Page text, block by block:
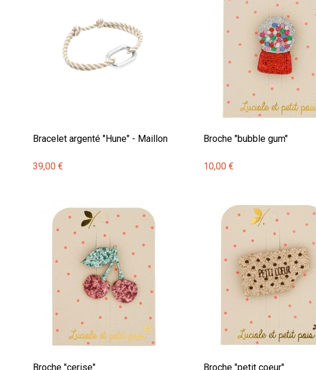
Bracelet argenté "Hune" - Maillon
39,00 €
Broche "bubble gum"
10,00 €
Broche "cerise" Broche "petit coeur"